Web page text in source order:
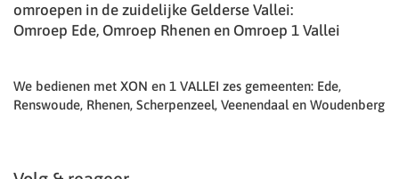
omroepen in de zuidelijke Gelderse Vallei:
Omroep Ede, Omroep Rhenen en Omroep 1 Vallei
We bedienen met XON en 1 VALLEI zes gemeenten: Ede,
Renswoude, Rhenen, Scherpenzeel, Veenendaal en Woudenberg